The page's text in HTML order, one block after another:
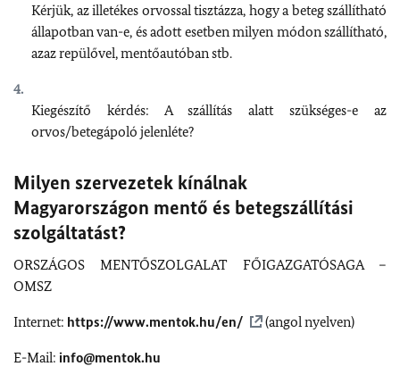
Kérjük, az illetékes orvossal tisztázza, hogy a beteg szállítható
állapotban van-e, és adott esetben milyen módon szállítható,
azaz repülővel, mentőautóban stb.
Kiegészítő kérdés: A szállítás alatt szükséges-e az
orvos/betegápoló jelenléte?
Milyen szervezetek kínálnak
Magyarországon mentő és betegszállítási
szolgáltatást?
ORSZÁGOS MENTŐSZOLGALAT FŐIGAZGATÓSAGA –
OMSZ
Internet: https://www.mentok.hu/en/ (angol nyelven)
E-Mail: info@mentok.hu